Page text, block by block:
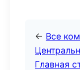
← Все
Главная